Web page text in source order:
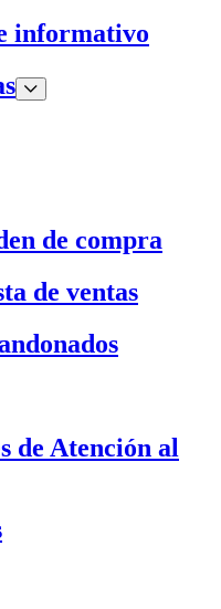
informativo
de compra
de ventas
de Atención al